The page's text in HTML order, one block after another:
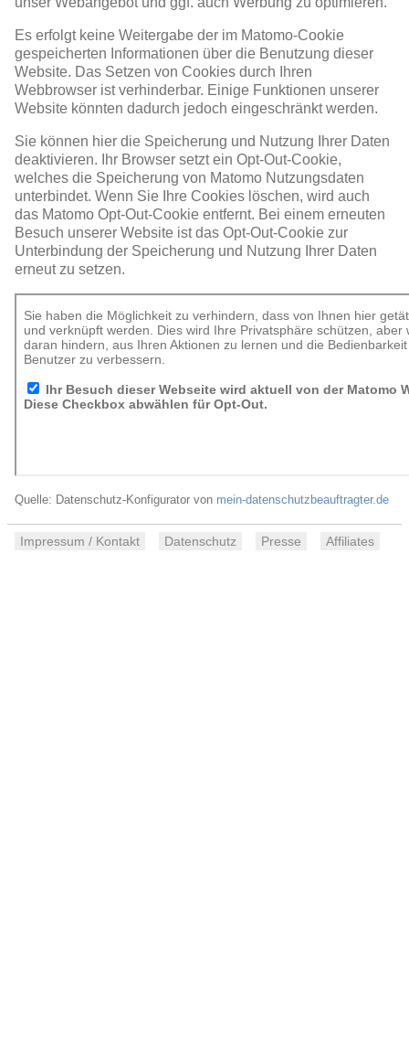
Es erfolgt keine Weitergabe der im Matomo-Cookie
gespeicherten Informationen über die Benutzung dieser
Website. Das Setzen von Cookies durch Ihren
Webbrowser ist verhinderbar. Einige Funktionen unserer
Website könnten dadurch jedoch eingeschränkt werden.
Sie können hier die Speicherung und Nutzung Ihrer Daten
deaktivieren. Ihr Browser setzt ein Opt-Out-Cookie,
welches die Speicherung von Matomo Nutzungsdaten
unterbindet. Wenn Sie Ihre Cookies löschen, wird auch
das Matomo Opt-Out-Cookie entfernt. Bei einem erneuten
Besuch unserer Website ist das Opt-Out-Cookie zur
Unterbindung der Speicherung und Nutzung Ihrer Daten
erneut zu setzen.
Quelle: Datenschutz-Konfigurator von mein-datenschutzbeauftragter.de
Impressum / Kontakt Datenschutz Presse Affiliates